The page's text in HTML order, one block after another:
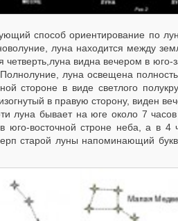
способ ориентирование по
луна находится между
четверть,луна видна вечером в юго-
луна освещена
стороне в виде светлого
в правую сторону, виден
луна бывает на юге около 7
юго-восточной строне неба, а в
старой луны напоминающий